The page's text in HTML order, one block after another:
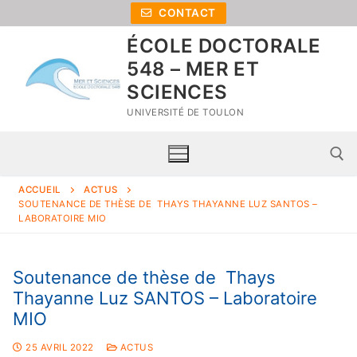
CONTACT
ÉCOLE DOCTORALE
548 – MER ET
SCIENCES
UNIVERSITÉ DE TOULON
ACCUEIL
ACTUS
SOUTENANCE DE THÈSE DE THAYS THAYANNE LUZ SANTOS –
LABORATOIRE MIO
Soutenance de thèse de Thays
Thayanne Luz SANTOS – Laboratoire
MIO
25 AVRIL 2022 ACTUS